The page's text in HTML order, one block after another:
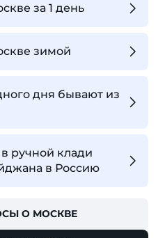
за 1 день
зимой
дня бывают из
ручной клади
в Россию
О МОСКВЕ